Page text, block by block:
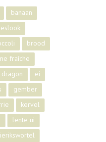
banaan
brood
fraîche
dragon
ei
gember
kervel
lente ui